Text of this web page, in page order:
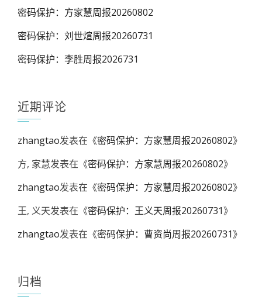
密码保护：方家慧周报20260802
密码保护：刘世煊周报20260731
密码保护：李胜周报2026731
近期评论
zhangtao发表在《密码保护：方家慧周报20260802》
方, 家慧发表在《密码保护：方家慧周报20260802》
zhangtao发表在《密码保护：方家慧周报20260802》
王, 义天发表在《密码保护：王义天周报20260731》
zhangtao发表在《密码保护：曹资尚周报20260731》
归档